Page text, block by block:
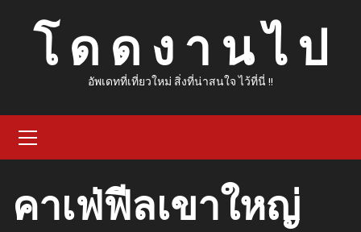
โ ด ด ง า น ไ ป
อัพเดทที่เที่ยวใหม่ สิ่งที่น่าสนใจ ไว้ที่นี่ !!
Menu
คาเฟ่ฟีลเขาใหญ่